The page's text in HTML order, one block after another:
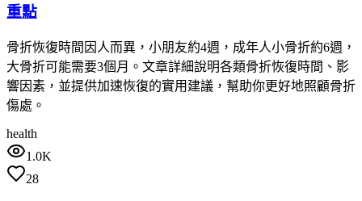
重點
骨折恢復時間因人而異，小朋友約4週，成年人小骨折約6週，
大骨折可能需要3個月。文章詳細說明各類骨折恢復時間、影
響因素，並提供加速恢復的實用建議，幫助你更好地照顧骨折
傷處。
health
1.0K
28